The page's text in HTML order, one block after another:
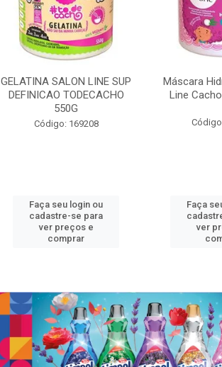
GELATINA SALON LINE SUP
DEFINICAO TODECACHO
550G
Código: 169208
Faça seu login ou
cadastre-se para
ver preços e
comprar
Máscara
Line
Faça
ver